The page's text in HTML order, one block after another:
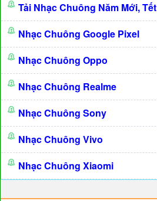
Tải Nhạc Chuông Năm Mới, Tết
Nhạc Chuông Google Pixel
Nhạc Chuông Oppo
Nhạc Chuông Realme
Nhạc Chuông Sony
Nhạc Chuông Vivo
Nhạc Chuông Xiaomi